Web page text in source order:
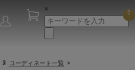
0
×
コーディネート一覧